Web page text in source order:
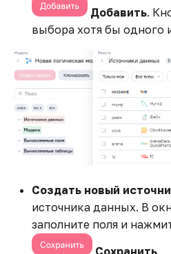
Расчетные агрегаты и
встроенные функции
Создание
анимированного графика
Соединение таблиц
факта и плана с разными
уровнями детализации
Воронки
Создание рассылок
Добавить.
выбора хотя бы одного
Создать новый
источника данных. В
заполните поля и